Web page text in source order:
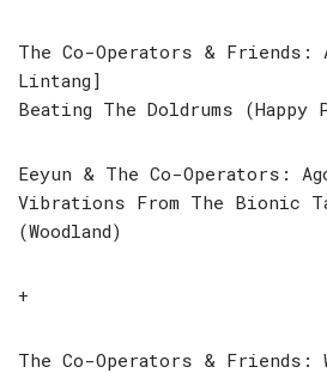
The Co-Operators & Friends:
Lintang]
Beating The Doldrums (Happy
Eeyun & The Co-Operators:
Vibrations From The Bionic
(Woodland)
+
The Co-Operators &